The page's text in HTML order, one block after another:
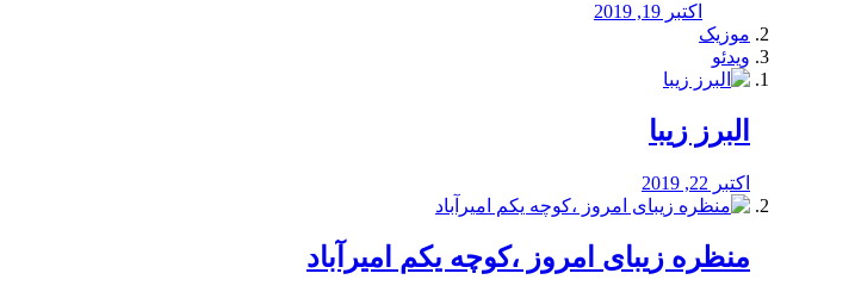
اکتبر 19, 2019
موزیک
ویدئو
البرز زیبا
اکتبر 22, 2019
منظره‌‌ زیبای امروز ،کوچه یکم امیرآباد